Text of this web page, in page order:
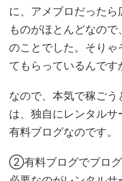
に、アメブロだった
ものがほとんどなの
のことでした。そり
てもらっているんです
なので、本気で稼ご
は、独自にレンタル
有料ブログなのです。
②有料ブログでブログ